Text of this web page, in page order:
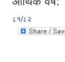
८१/८२